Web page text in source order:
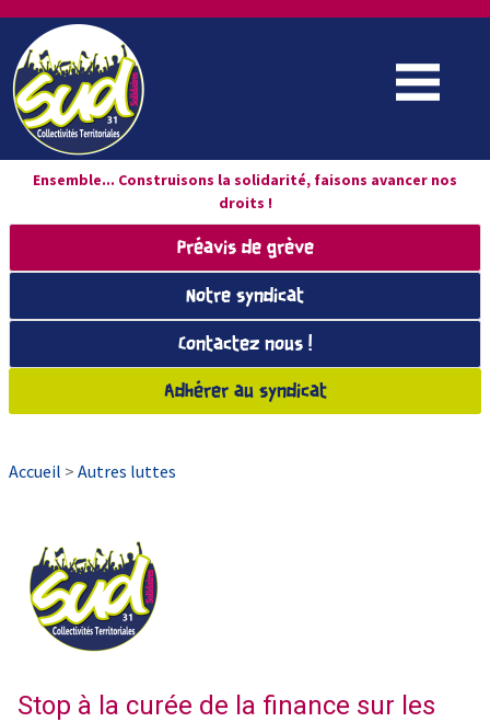
Ensemble... Construisons la solidarité, faisons avancer nos
droits !
Préavis de grève
Notre syndicat
Contactez nous !
Adhérer au syndicat
Accueil > Autres luttes
Stop à la curée de la finance sur les